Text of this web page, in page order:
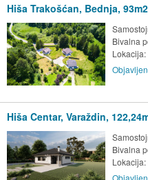
Hiša Trakošćan, Bednja, 93m2
Bivalna
Lokacija:
Hiša Centar, Varaždin,
Bivalna
Lokacija: